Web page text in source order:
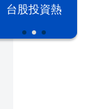
台股投資熱